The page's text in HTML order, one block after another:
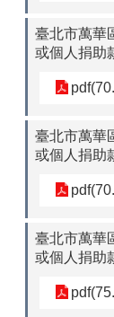
臺北市萬華
或個人捐助
臺北市萬華
或個人捐助
臺北市萬華
或個人捐助